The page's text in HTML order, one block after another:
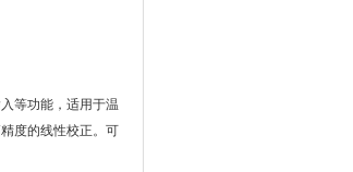
等功能，适用于温
度的线性校正。可